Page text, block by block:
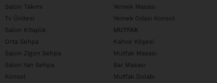
Salon Takımı
Tv Ünitesi
Salon Kitaplık
Orta Sehpa
Salon Zigon Sehpa
Salon Yan Sehpa
Konsol
Yemek Masası
Yemek Odası Konsol
MUTFAK
Kahve Köşesi
Mutfak Masası
Bar Masası
Mutfak Dolabı